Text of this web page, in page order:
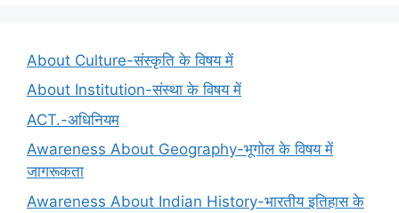
About Culture-संस्कृति के विषय में
About Institution-संस्था के विषय में
ACT.-अधिनियम
Awareness About Geography-भूगोल के विषय में
जागरूकता
Awareness About Indian History-भारतीय इतिहास के